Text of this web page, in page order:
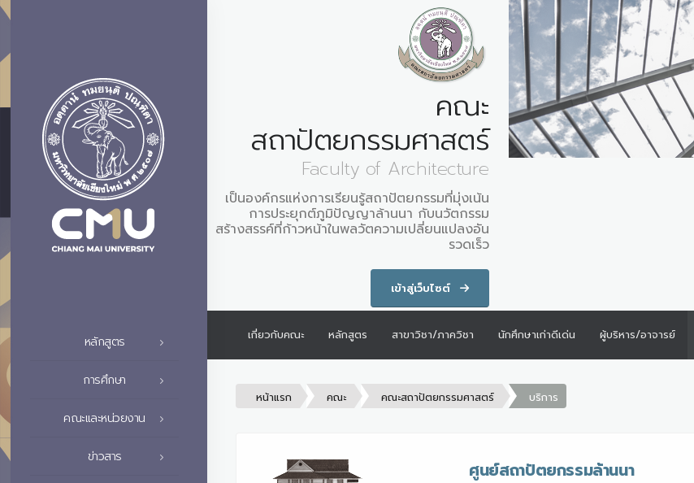
หลักสูตร
การศึกษา
คณะและหน่วยงาน
ข่าวสาร
คณะ
สถาปัตยกรรมศาสตร์
Faculty of Architecture
เป็นองค์กรแห่งการเรียนรู้สถาปัตยกรรมที่มุ่งเน้น
การประยุกต์ภูมิปัญญาล้านนา กับนวัตกรรม
สร้างสรรค์ที่ก้าวหน้าในพลวัตความเปลี่ยนแปลงอัน
รวดเร็ว
เข้าสู่เว็บไซต์
เกี่ยวกับคณะ หลักสูตร สาขาวิชา/ภาควิชา นักศึกษาเก่าดีเด่น ผู้บริหาร/อาจารย์
หน้าแรก คณะ คณะสถาปัตยกรรมศาสตร์ บริการ
ศูนย์สถาปัตยกรรมล้านนา